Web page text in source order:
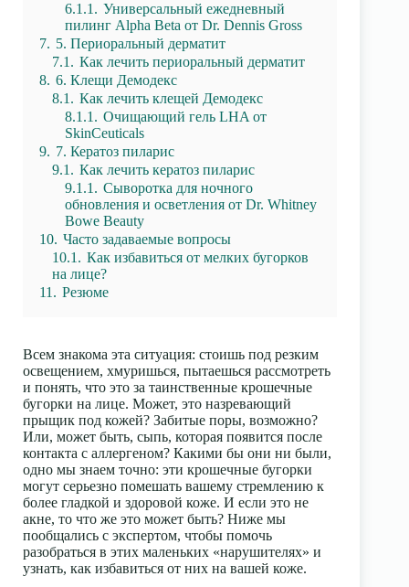
6.1.1. Универсальный ежедневный
пилинг Alpha Beta от Dr. Dennis Gross
7. 5. Периоральный дерматит
7.1. Как лечить периоральный дерматит
8. 6. Клещи Демодекс
8.1. Как лечить клещей Демодекс
8.1.1. Очищающий гель LHA от
SkinCeuticals
9. 7. Кератоз пиларис
9.1. Как лечить кератоз пиларис
9.1.1. Сыворотка для ночного
обновления и осветления от Dr. Whitney
Bowe Beauty
10. Часто задаваемые вопросы
10.1. Как избавиться от мелких бугорков
на лице?
11. Резюме
Всем знакома эта ситуация: стоишь под резким
освещением, хмуришься, пытаешься рассмотреть
и понять, что это за таинственные крошечные
бугорки на лице. Может, это назревающий
прыщик под кожей? Забитые поры, возможно?
Или, может быть, сыпь, которая появится после
контакта с аллергеном? Какими бы они ни были,
одно мы знаем точно: эти крошечные бугорки
могут серьезно помешать вашему стремлению к
более гладкой и здоровой коже. И если это не
акне, то что же это может быть? Ниже мы
пообщались с экспертом, чтобы помочь
разобраться в этих маленьких «нарушителях» и
узнать, как избавиться от них на вашей коже.